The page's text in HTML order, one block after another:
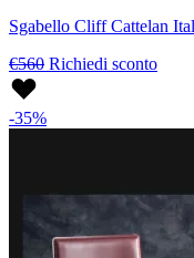
Sgabello Cliff Cattelan
€560 Richiedi sconto
-35%